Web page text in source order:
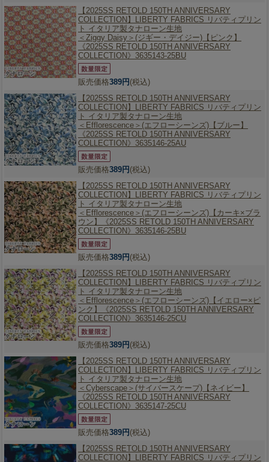
【2025SS RETOLD 150TH ANNIVERSARY
COLLECTION】
LIBERTY FABRICS リバティプリン
ト イタリア製タナローン生地
＜Ziggy Daisy＞(ジギー・デイジー)【ピンク】
《2025SS RETOLD 150TH ANNIVERSARY
COLLECTION》3635143-25BU
販売価格389円 (税込)
【2025SS RETOLD 150TH ANNIVERSARY
COLLECTION】
LIBERTY FABRICS リバティプリン
ト イタリア製タナローン生地
＜Efflorescence＞(エフローシーンズ)【ブルー】
《2025SS RETOLD 150TH ANNIVERSARY
COLLECTION》3635146-25AU
販売価格389円 (税込)
【2025SS RETOLD 150TH ANNIVERSARY
COLLECTION】
LIBERTY FABRICS リバティプリン
ト イタリア製タナローン生地
＜Efflorescence＞(エフローシーンズ)【カーキ×ブラ
ウン】《2025SS RETOLD 150TH ANNIVERSARY
COLLECTION》3635146-25BU
販売価格389円 (税込)
【2025SS RETOLD 150TH ANNIVERSARY
COLLECTION】
LIBERTY FABRICS リバティプリン
ト イタリア製タナローン生地
＜Efflorescence＞(エフローシーンズ)【イエロー×ピ
ンク】《2025SS RETOLD 150TH ANNIVERSARY
COLLECTION》3635146-25CU
販売価格389円 (税込)
【2025SS RETOLD 150TH ANNIVERSARY
COLLECTION】
LIBERTY FABRICS リバティプリン
ト イタリア製タナローン生地
＜Cyberscape＞(サイバースケープ)【ネイビー】
《2025SS RETOLD 150TH ANNIVERSARY
COLLECTION》3635147-25CU
販売価格389円 (税込)
【2025SS RETOLD 150TH ANNIVERSARY
COLLECTION】
LIBERTY FABRICS リバティプリン